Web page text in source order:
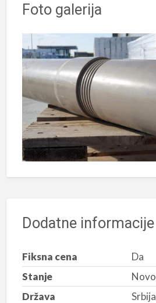
Foto galerija
Dodatne informacije
Fiksna cena
Da
Stanje
Novo
Država
Srbija